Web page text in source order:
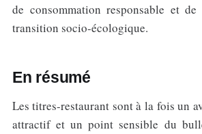
de consommation responsable et
transition socio-écologique.
En résumé
Les titres-restaurant sont à la fois un
attractif et un point sensible du